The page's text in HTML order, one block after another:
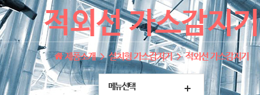
적외선 가스감지기
제품소개 설치형 가스감지기 적외선 가스감지기
메뉴선택